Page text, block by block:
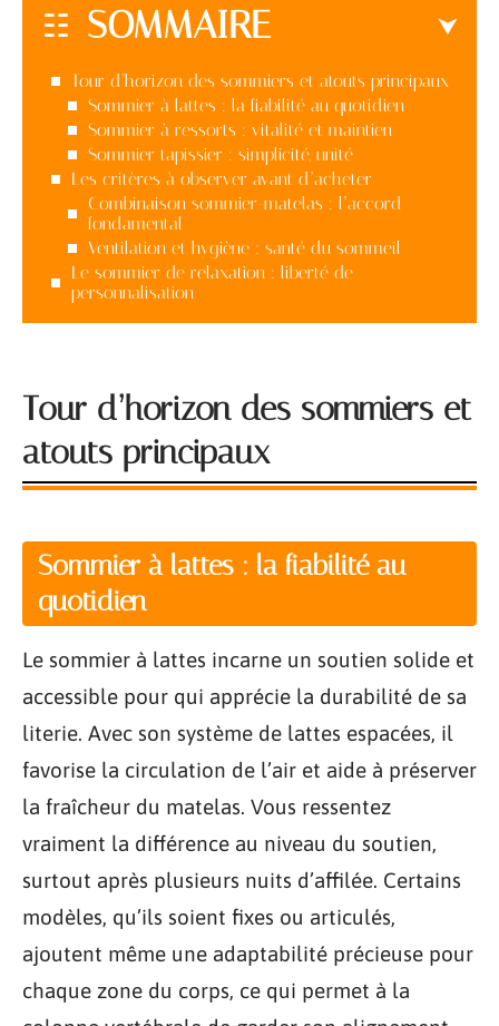
SOMMAIRE
Tour d’horizon des sommiers et atouts principaux
Sommier à lattes : la fiabilité au quotidien
Sommier à ressorts : vitalité et maintien
Sommier tapissier : simplicité, unité
Les critères à observer avant d’acheter
Combinaison sommier-matelas : l’accord
fondamental
Ventilation et hygiène : santé du sommeil
Le sommier de relaxation : liberté de
personnalisation
Tour d’horizon des sommiers et
atouts principaux
Sommier à lattes : la fiabilité au
quotidien
Le sommier à lattes incarne un soutien solide et
accessible pour qui apprécie la durabilité de sa
literie. Avec son système de lattes espacées, il
favorise la circulation de l’air et aide à préserver
la fraîcheur du matelas. Vous ressentez
vraiment la différence au niveau du soutien,
surtout après plusieurs nuits d’affilée. Certains
modèles, qu’ils soient fixes ou articulés,
ajoutent même une adaptabilité précieuse pour
chaque zone du corps, ce qui permet à la